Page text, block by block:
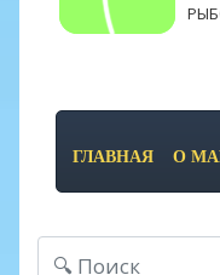
ГЛАВНАЯ О